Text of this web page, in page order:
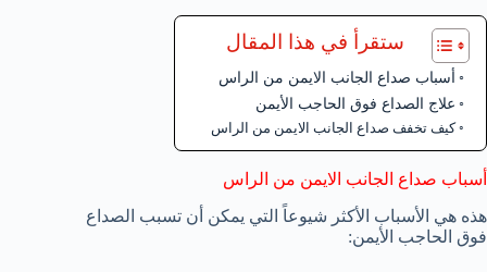
ستقرأ في هذا المقال
أسباب صداع الجانب الايمن من الراس
علاج الصداع فوق الحاجب الأيمن
كيف تخفف صداع الجانب الايمن من الراس
أسباب صداع الجانب الايمن من الراس
هذه هي الأسباب الأكثر شيوعاً التي يمكن أن تسبب الصداع
فوق الحاجب الأيمن: